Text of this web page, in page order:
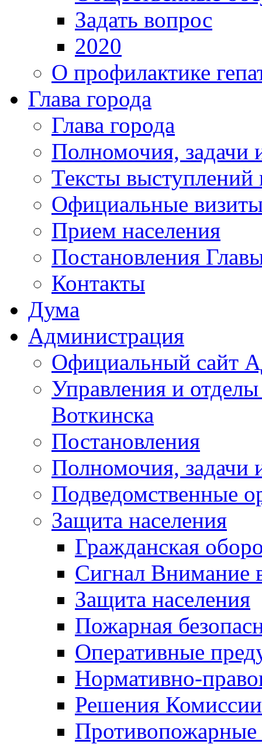
Задать вопрос
2020
О профилактике
Глава города
Глава города
Полномочия, задачи
Тексты выступлений
Официальные
Прием населения
Постановления
Контакты
Дума
Администрация
Официальный сайт
Управления и
Воткинска
Постановления
Полномочия, задачи
Подведомственные
Защита населения
Гражданская
Сигнал Внимание
Защита населения
Пожарная
Оперативные
Нормативно-
Решения
Противопожарные